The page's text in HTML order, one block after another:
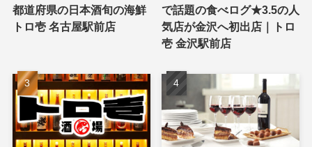
都道府県の日本酒旬の海鮮
トロ壱 名古屋駅前店
で話題の食べログ★3.5の人
気店が金沢へ初出店｜トロ
壱 金沢駅前店